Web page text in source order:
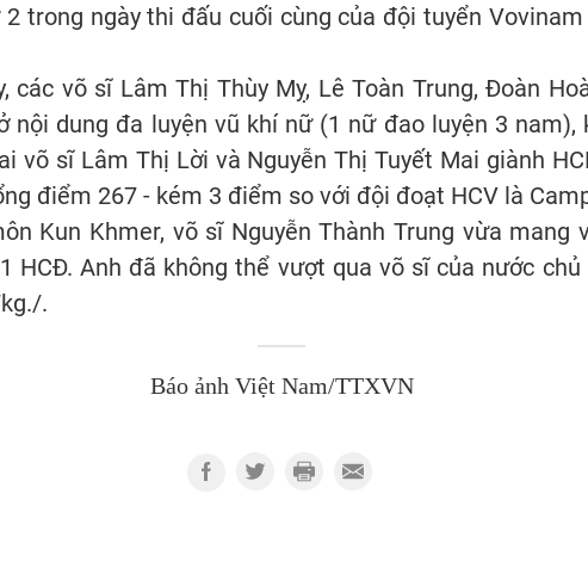
trong ngày thi đấu cuối cùng của đội tuyển
các võ sĩ Lâm Thị Thùy Mỵ, Lê Toàn Trung, Đoàn
nội dung đa luyện vũ khí nữ (1 nữ đao luyện 3
võ sĩ Lâm Thị Lời và Nguyễn Thị Tuyết Mai giành
điểm 267 - kém 3 điểm so với đội đoạt HCV là
Kun Khmer, võ sĩ Nguyễn Thành Trung vừa mang
HCĐ. Anh đã không thể vượt qua võ sĩ của nước chủ
.
Báo ảnh Việt Nam/TTXVN